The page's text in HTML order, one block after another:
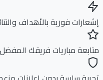
فورية بالأهداف والنتائج
مباريات فريقك المفضل